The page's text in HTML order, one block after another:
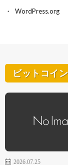
WordPress.org
ビットコイン
2026.07.25